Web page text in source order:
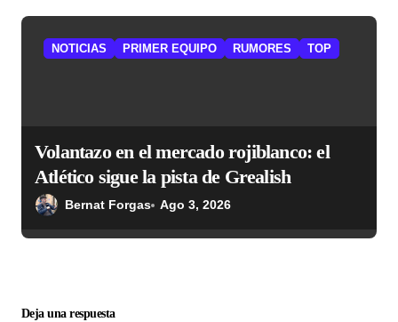
NOTICIAS PRIMER EQUIPO RUMORES TOP
Volantazo en el mercado rojiblanco: el
Atlético sigue la pista de Grealish
Bernat Forgas Ago 3, 2026
Deja una respuesta